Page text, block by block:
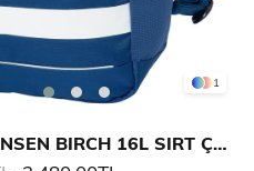
1
HELLY HANSEN BIRCH 16L SIRT ÇANTASI